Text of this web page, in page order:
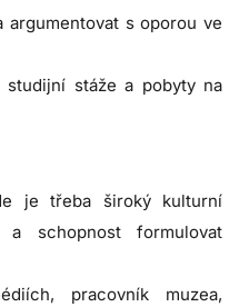
s oporou ve
stáže a pobyty na
je třeba široký kulturní
schopnost formulovat
pracovník muzea,